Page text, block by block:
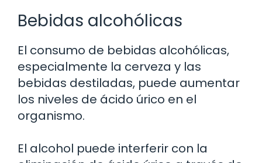
Bebidas alcohólicas
El consumo de bebidas alcohólicas,
especialmente la cerveza y las
bebidas destiladas, puede aumentar
los niveles de ácido úrico en el
organismo.
El alcohol puede interferir con la